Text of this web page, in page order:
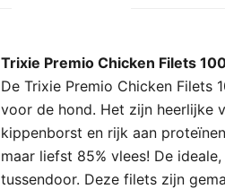
Trixie Premio Chicken Filets
De Trixie Premio Chicken Filets
voor de hond. Het zijn heerlijke
kippenborst en rijk aan
maar liefst 85% vlees! De
tussendoor. Deze filets zijn